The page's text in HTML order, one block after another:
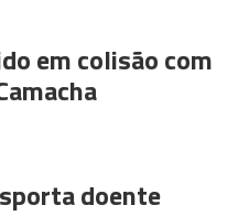
em colisão com
doente